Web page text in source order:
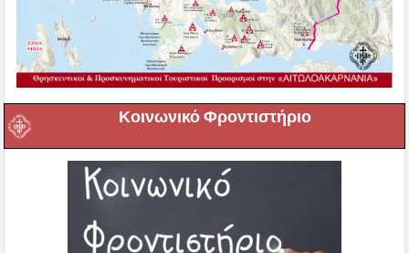
Κοινωνικό Φροντιστήριο